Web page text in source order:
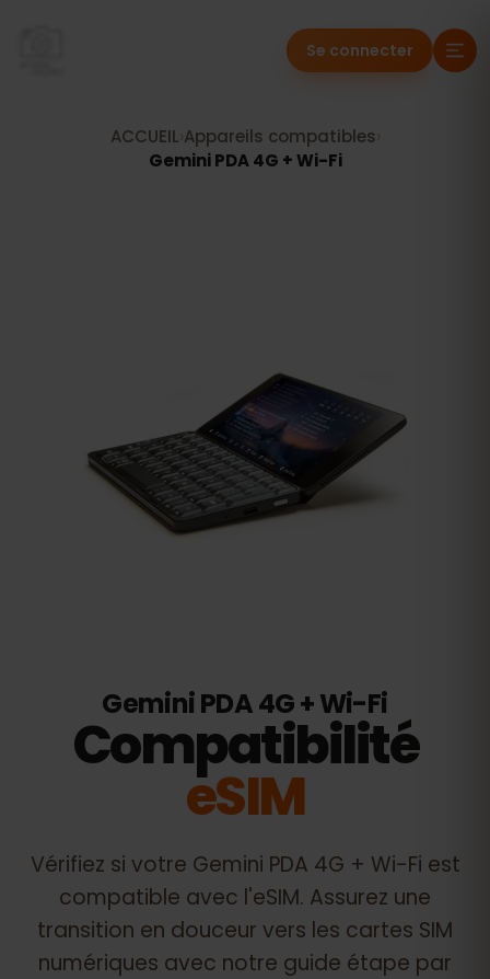
Se connecter
ACCUEIL Appareils compatibles
Gemini PDA 4G + Wi-Fi
Gemini PDA 4G + Wi-Fi
Compatibilité
eSIM
Vérifiez si votre Gemini PDA 4G + Wi-Fi est
compatible avec l'eSIM. Assurez une
transition en douceur vers les cartes SIM
numériques avec notre guide étape par